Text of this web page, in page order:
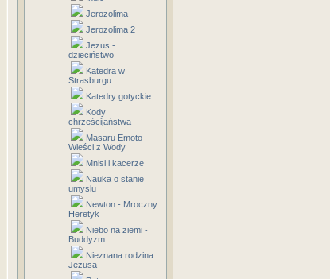
Jerozolima
Jerozolima 2
Jezus -
dzieciństwo
Katedra w
Strasburgu
Katedry gotyckie
Kody
chrześcijaństwa
Masaru Emoto -
Wieści z Wody
Mnisi i kacerze
Nauka o stanie
umyslu
Newton - Mroczny
Heretyk
Niebo na ziemi -
Buddyzm
Nieznana rodzina
Jezusa